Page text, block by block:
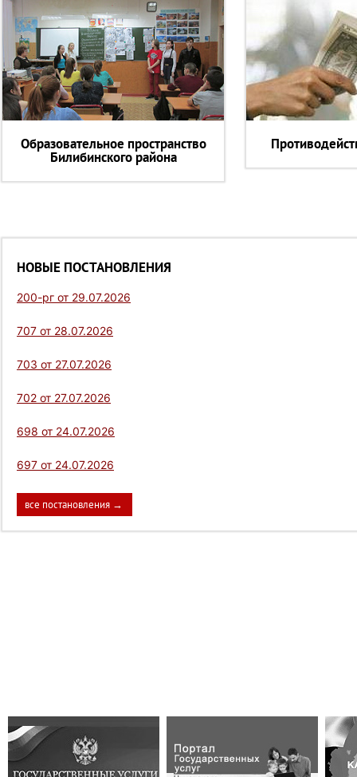
Образовательное пространство
Билибинского района
НОВЫЕ ПОСТАНОВЛЕНИЯ
200-рг от 29.07.2026
707 от 28.07.2026
703 от 27.07.2026
702 от 27.07.2026
698 от 24.07.2026
697 от 24.07.2026
все постановления →